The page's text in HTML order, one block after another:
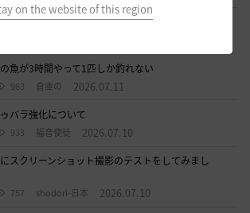
on the website of this region
集
魚が3時間やって1匹しか釣れない
963 倉庫の 2026.07.11
バラ強化について
933 福音使徒 2026.07.10
スクリーンショット撮影のテストをしてみまし
757 shodori-日本 2026.07.10